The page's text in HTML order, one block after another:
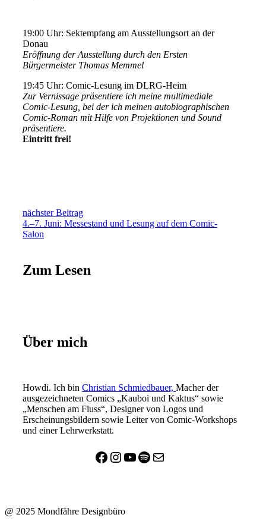
19:00 Uhr: Sektempfang am Ausstellungsort an der
Donau
Eröffnung der Ausstellung durch den Ersten
Bürgermeister Thomas Memmel
19:45 Uhr: Comic-Lesung im DLRG-Heim
Zur Vernissage präsentiere ich meine multimediale
Comic-Lesung, bei der ich meinen autobiographischen
Comic-Roman mit Hilfe von Projektionen und Sound
präsentiere.
Eintritt frei!
nächster Beitrag
4.–7. Juni: Messestand und Lesung auf dem Comic-
Salon
Zum Lesen
Über mich
Howdi. Ich bin Christian Schmiedbauer, Macher der
ausgezeichneten Comics „Kauboi und Kaktus“ sowie
„Menschen am Fluss“, Designer von Logos und
Erscheinungsbildern sowie Leiter von Comic-Workshops
und einer Lehrwerkstatt.
Facebook
Instagram
YouTube
Spotify
E-Mail
@ 2025 Mondfähre Designbüro